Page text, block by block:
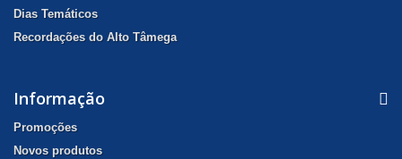
Dias Temáticos
Recordações do Alto Tâmega
Informação
Promoções
Novos produtos